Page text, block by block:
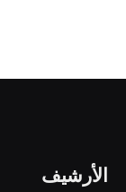
الأرشيف